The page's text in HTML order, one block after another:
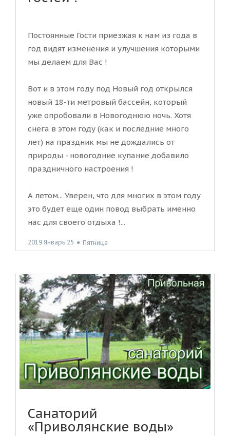
Постоянные Гости приезжая к нам из года в
год видят изменения и улучшения которыми
мы делаем для Вас !
Вот и в этом году под Новый год открылся
новый 18-ти метровый бассейн, который
уже опробовали в Новогоднюю ночь. Хотя
снега в этом году (как и последние много
лет) на праздник мы не дождались от
природы - новогодние купание добавило
праздничного настроения !
А летом... Уверен, что для многих в этом году
это будет еще один повод выбрать именно
нас для своего отдыха !...
2019 Январь 25 ● Пятница
Санаторий
«Приволянские воды»